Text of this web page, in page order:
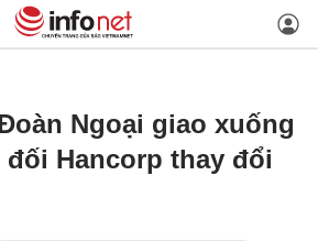
Ngoại giao xuống
Hancorp thay đổi